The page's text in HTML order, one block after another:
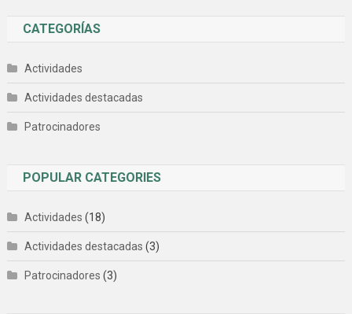
CATEGORÍAS
Actividades
Actividades destacadas
Patrocinadores
POPULAR CATEGORIES
Actividades (18)
Actividades destacadas (3)
Patrocinadores (3)